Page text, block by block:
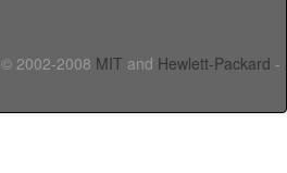
2002-2008 MIT and Hewlett-Packard -